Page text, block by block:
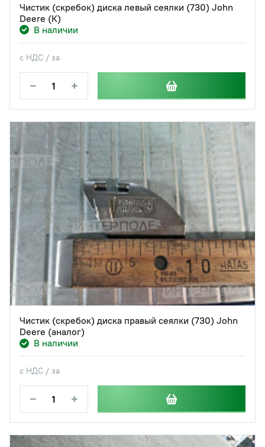
Чистик (скребок) диска левый сеялки (730) John
Deere (К)
В наличии
с НДС / за
− +
Чистик (скребок) диска правый сеялки (730) John
Deere (аналог)
В наличии
с НДС / за
− +